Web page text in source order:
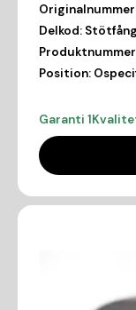
Delkod:
Position:
Garanti 1